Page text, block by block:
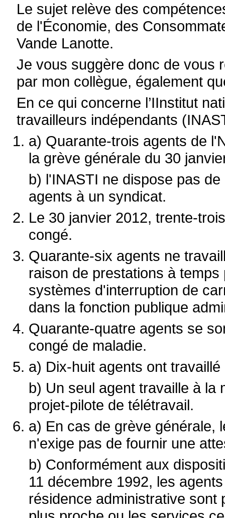
Le sujet relève des
de l'Économie, des
Vande Lanotte.
Je vous suggère donc de vous
par mon collègue, également
En ce qui concerne l’IInstitut
travailleurs indépendants
a) Quarante-trois agents de
la grève générale du 30
b) l'INASTI ne dispose pas
agents à un syndicat.
Le 30 janvier 2012, trente-
congé.
Quarante-six agents ne
raison de prestations à
systèmes d'interruption de
dans la fonction publique
Quarante-quatre agents se
congé de maladie.
a) Dix-huit agents ont
b) Un seul agent travaille à la
projet-pilote de télétravail.
a) En cas de grève générale,
n'exige pas de fournir une
b) Conformément aux
11 décembre 1992, les
résidence administrative sont